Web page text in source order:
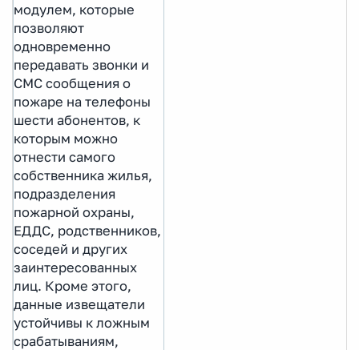
модулем, которые
позволяют
одновременно
передавать звонки и
СМС сообщения о
пожаре на телефоны
шести абонентов, к
которым можно
отнести самого
собственника жилья,
подразделения
пожарной охраны,
ЕДДС, родственников,
соседей и других
заинтересованных
лиц. Кроме этого,
данные извещатели
устойчивы к ложным
срабатываниям,